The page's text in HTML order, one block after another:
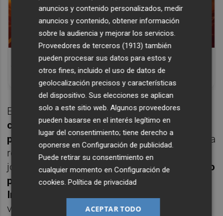
Corepunk MMORPG
Un verdadero MMORPG de la vieja escuela
¡Cómo los de antes, pero mejor!
ElPozo tendrá enfrente alundécimo
clasificado, un Peñíscola que suma
puntosy se quedará sin play off a pesar de la
reacción que experimentó en las últimas
jornadas y es que los castellonenses,
a cinco
puntos del octavo, que es el Jaén Paraíso
Interior
vienen de ganar por6-2 al ATP Tudelano
anuncios y contenido personalizados, medir
anuncios y contenido, obtener información
sobre la audiencia y mejorar los servicios.
Proveedores de terceros (1913) también
pueden procesar sus datos para estos y
otros fines, incluido el uso de datos de
geolocalización precisos y características
del dispositivo. Sus elecciones se aplican
solo a este sitio web. Algunos proveedores
pueden basarse en el interés legítimo en
lugar del consentimiento; tiene derecho a
oponerse enConfiguración de publicidad.
Puede retirar su consentimiento en
cualquier momento enConfiguración de
cookies.Política de privacidad
ACEPTAR TODO